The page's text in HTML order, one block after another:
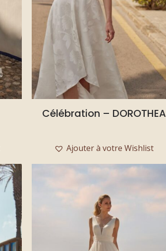
Célébration – DOROTHEA
Ajouter à votre Wishlist